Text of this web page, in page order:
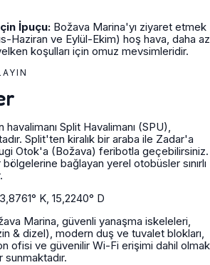
İpuçu: Božava Marina'yı ziyaret etmek
Haziran ve Eylül-Ekim) hoş hava, daha az
koşulları için omuz mevsimleridir.
havalimanı Split Havalimanı (SPU),
Split'ten kiralık bir araba ile Zadar'a
Otok'a (Božava) feribotla geçebilirsiniz.
bağlayan yerel otobüsler sınırlı
K, 15,2240° D
Marina, güvenli yanaşma iskeleleri,
& dizel), modern duş ve tuvalet blokları,
ofisi ve güvenilir Wi-Fi erişimi dahil olmak